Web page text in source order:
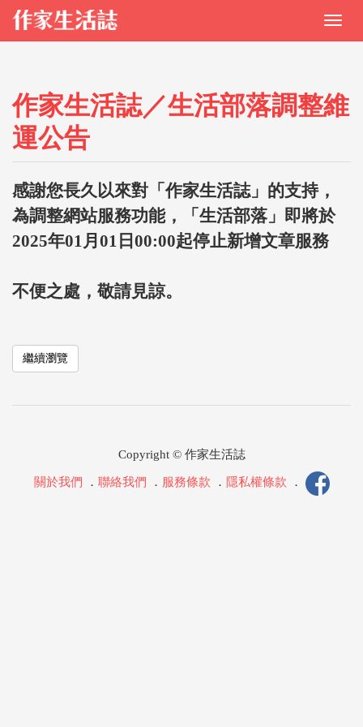
作家生活誌／生活部落調整維
運公告
感謝您長久以來對「作家生活誌」的支持，
為調整網站服務功能，「生活部落」即將於
2025年01月01日00:00起停止新增文章服務
不便之處，敬請見諒。
繼續瀏覽
Copyright © 作家生活誌
關於我們 ． 聯絡我們 ． 服務條款 ． 隱私權條款 ．